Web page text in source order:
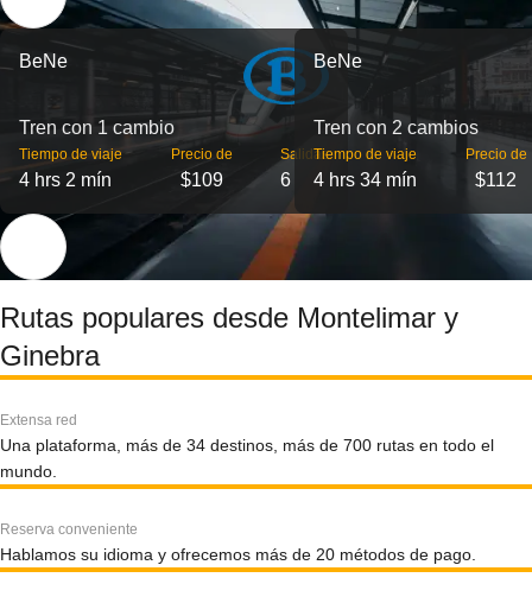
BeNe
Tren con 1 cambio
Tiempo de viaje
4 hrs 2 mín
Precio de
$109
Salidas
6
BeNe
Tren con 2 cambios
Tiempo de viaje
4 hrs 34 mín
Precio de
$112
Rutas populares desde Montelimar y
Ginebra
Extensa red
Una plataforma, más de 34 destinos, más de 700 rutas en todo el
mundo.
Reserva conveniente
Hablamos su idioma y ofrecemos más de 20 métodos de pago.